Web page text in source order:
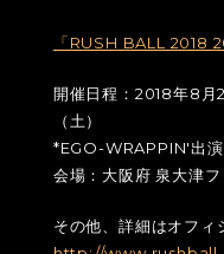
「RUSH BALL 2018
開催日程：2018年8月
（土）
*EGO-WRAPPIN'出演
会場：大阪府 泉大津フ
その他、詳細はオフィ